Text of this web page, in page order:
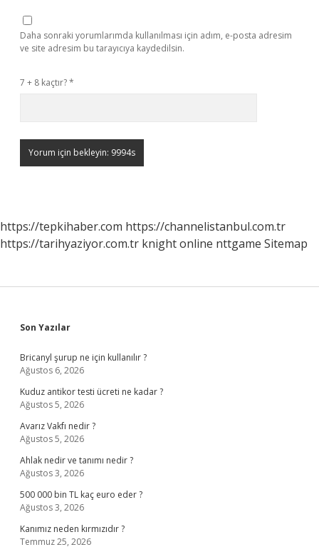
Daha sonraki yorumlarımda kullanılması için adım, e-posta adresim
ve site adresim bu tarayıcıya kaydedilsin.
7 + 8 kaçtır?*
https://tepkihaber.com https://channelistanbul.com.tr
https://tarihyaziyor.com.tr knight online nttgame Sitemap
Sidebar
Son Yazılar
Bricanyl şurup ne için kullanılır ?
Ağustos 6, 2026
Kuduz antikor testi ücreti ne kadar ?
Ağustos 5, 2026
Avarız Vakfı nedir ?
Ağustos 5, 2026
Ahlak nedir ve tanımı nedir ?
Ağustos 3, 2026
500 000 bin TL kaç euro eder ?
Ağustos 3, 2026
Kanımız neden kırmızıdır ?
Temmuz 25, 2026